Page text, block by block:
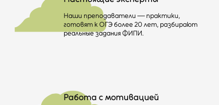
Наши преподаватели — практики,
готовят к ОГЭ более 20 лет, разбирают
реальные задания ФИПИ.
Работа с мотивацией